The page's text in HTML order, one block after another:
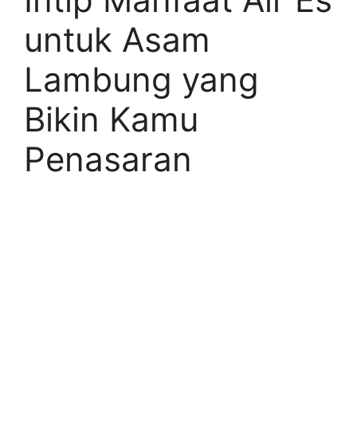
untuk Asam
Lambung yang
Bikin Kamu
Penasaran